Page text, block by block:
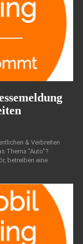
& Verbreiten
Thema "Auto"?
betreiben eine